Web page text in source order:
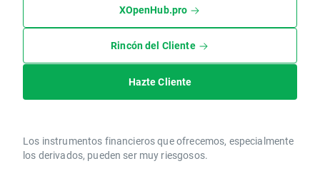
XOpenHub.pro
Rincón del Cliente
Hazte Cliente
Los instrumentos financieros que ofrecemos, especialmente
los derivados, pueden ser muy riesgosos.